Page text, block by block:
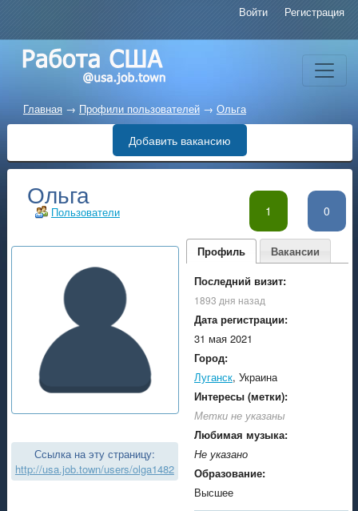
Войти Регистрация
Главная → Профили пользователей→ Ольга
Добавить вакансию
1 0
Пользователи
Ольга
Ссылка на эту страницу:
http://usa.job.town/users/olga1482
Профиль
Вакансии
Последний визит:
1893 дня назад
Дата регистрации:
31 мая 2021
Город:
Луганск, Украина
Интересы (метки):
Метки не указаны
Любимая музыка:
Не указано
Образование:
Высшее